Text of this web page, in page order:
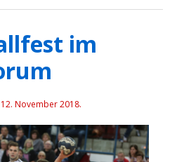
im
12. November 2018.